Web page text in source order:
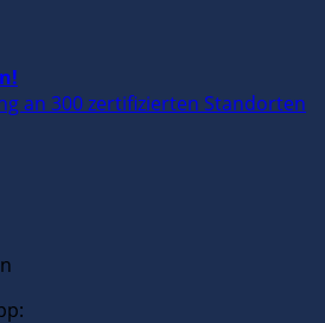
an 300 zertifizierten Standorten